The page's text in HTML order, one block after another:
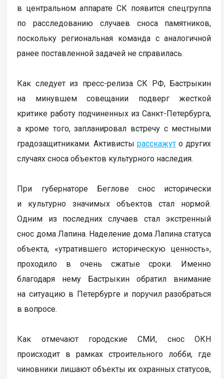
в центральном аппарате СК появится спецгруппа
по расследованию случаев сноса памятников,
поскольку региональная команда с аналогичной
ранее поставленной задачей не справилась.
Как следует из пресс-релиза СК РФ, Бастрыкин
на минувшем совещании подверг жесткой
критике работу подчиненных из Санкт-Петербурга,
а кроме того, запланировал встречу с местными
градозащитниками. Активисты расскажуто других
случаях сноса объектов культурного наследия.
При губернаторе Беглове снос исторически
и культурно значимых объектов стал нормой.
Одним из последних случаев стал экстренный
снос дома Лапина. Наделение дома Лапина статуса
объекта, «утратившего историческую ценность»,
проходило в очень сжатые сроки. Именно
благодаря нему Бастрыкин обратил внимание
на ситуацию в Петербурге и поручил разобраться
в вопросе.
Как отмечают городские СМИ, снос ОКН
происходит в рамках строительного лобби, где
чиновники лишают объекты их охранных статусов,